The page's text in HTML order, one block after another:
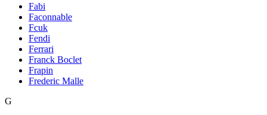
Fabi
Faconnable
Fcuk
Fendi
Ferrari
Franck Boclet
Frapin
Frederic Malle
G